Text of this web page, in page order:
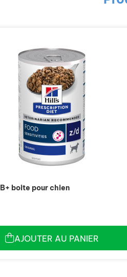
boite pour chien
AJOUTER AU PANIER